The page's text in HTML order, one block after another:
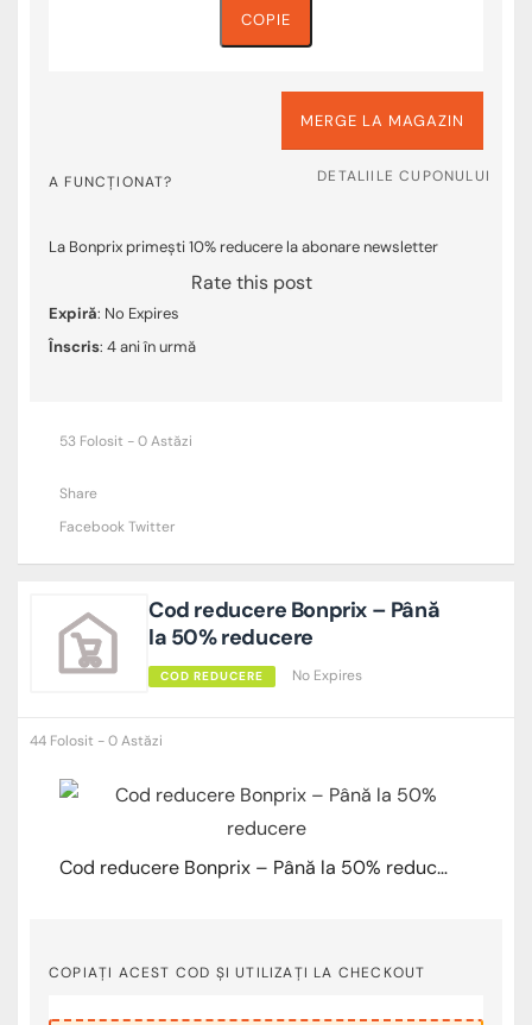
COPIE
MERGE LA MAGAZIN
A FUNCȚIONAT? DETALIILE CUPONULUI
La Bonprix primești 10% reducere la abonare newsletter
Rate this post
Expiră: No Expires
Înscris: 4 ani în urmă
53 Folosit - 0 Astăzi
Share
FacebookTwitter
Cod reducere Bonprix – Până
la 50% reducere
COD REDUCERE No Expires
44 Folosit - 0 Astăzi
Cod reducere Bonprix – Până la 50% reducere
COPIAȚI ACEST COD ȘI UTILIZAȚI LA CHECKOUT